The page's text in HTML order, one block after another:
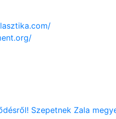
Szepetnek Zala